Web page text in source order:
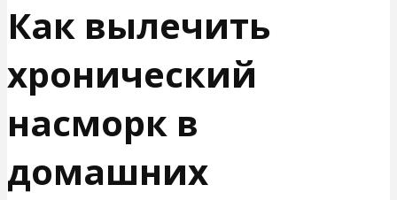
Как вылечить
хронический
насморк в
домашних